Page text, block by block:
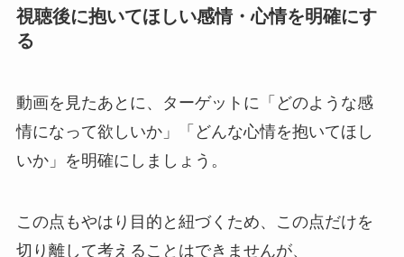
視聴後に抱いてほしい感情・心情を明確にす
る
動画を見たあとに、ターゲットに「どのような感
情になって欲しいか」「どんな心情を抱いてほし
いか」を明確にしましょう。
この点もやはり目的と紐づくため、この点だけを
切り離して考えることはできませんが、